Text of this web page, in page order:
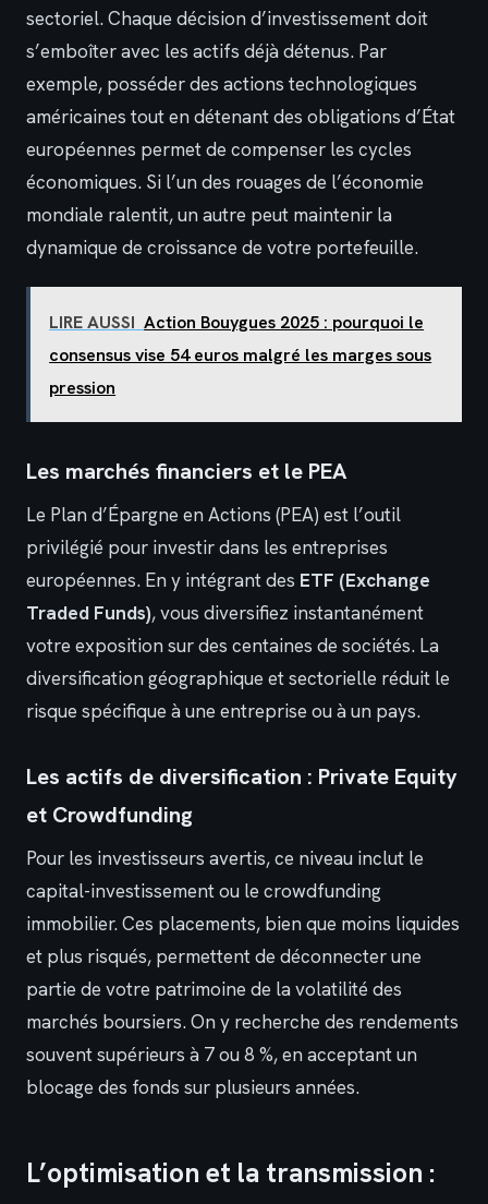
sectoriel. Chaque décision d’investissement doit
s’emboîter avec les actifs déjà détenus. Par
exemple, posséder des actions technologiques
américaines tout en détenant des obligations d’État
européennes permet de compenser les cycles
économiques. Si l’un des rouages de l’économie
mondiale ralentit, un autre peut maintenir la
dynamique de croissance de votre portefeuille.
LIRE AUSSI Action Bouygues 2025 : pourquoi le
consensus vise 54 euros malgré les marges sous
pression
Les marchés financiers et le PEA
Le Plan d’Épargne en Actions (PEA) est l’outil
privilégié pour investir dans les entreprises
européennes. En y intégrant des ETF (Exchange
Traded Funds), vous diversifiez instantanément
votre exposition sur des centaines de sociétés. La
diversification géographique et sectorielle réduit le
risque spécifique à une entreprise ou à un pays.
Les actifs de diversification : Private Equity
et Crowdfunding
Pour les investisseurs avertis, ce niveau inclut le
capital-investissement ou le crowdfunding
immobilier. Ces placements, bien que moins liquides
et plus risqués, permettent de déconnecter une
partie de votre patrimoine de la volatilité des
marchés boursiers. On y recherche des rendements
souvent supérieurs à 7 ou 8 %, en acceptant un
blocage des fonds sur plusieurs années.
L’optimisation et la transmission :